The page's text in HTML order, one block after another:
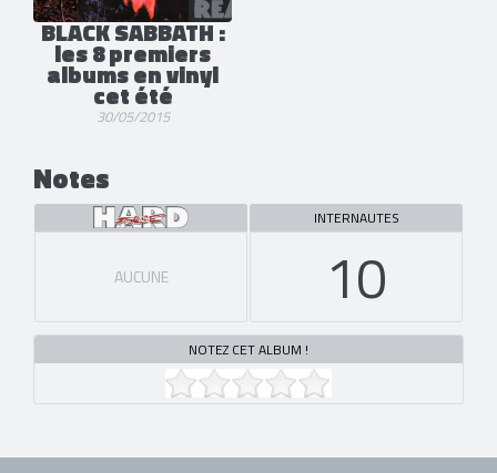
BLACK SABBATH :
les 8 premiers
albums en vinyl
cet été
30/05/2015
Notes
AUCUNE
INTERNAUTES
10
NOTEZ CET ALBUM !